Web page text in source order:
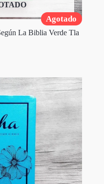
Agotado
La Biblia Verde Tla